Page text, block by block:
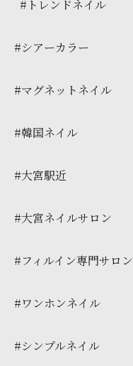
#トレンドネイル
#シアーカラー
#マグネットネイル
#韓国ネイル
#大宮駅近
#大宮ネイルサロン
#フィルイン専門サロン
#ワンホンネイル
#シンプルネイル